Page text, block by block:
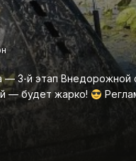
— 3‑й этап Внедорожной
— будет жарко!